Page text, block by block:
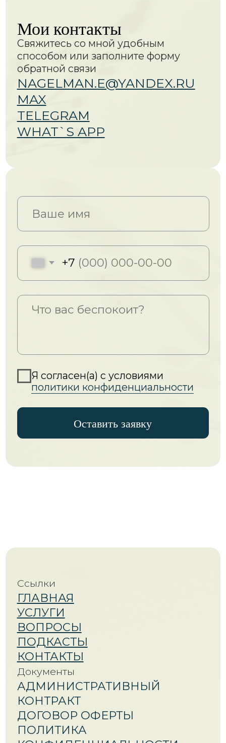
ДОГОВОР ОФЕРТЫ
ПОЛИТИКА
КОНФИДЕНЦИАЛЬНОСТИ
КАРТА САЙТА
Юридическая информация
©2025. НАГЕЛЬМАН ЕЛЕНА
ИП НАГЕЛЬМАН ЕЛЕНА
ВАЛЕРЬЕВНА
ИНН 263512064609
ОГРНИП 322530000020302
2025 ©. Все права защищены
Дизайн и разработка
Представленные материалы являются
законом о защите авторского права.
Копирование, скачивание, и любое
другое использование материалов без
разрешения автора запрещено.